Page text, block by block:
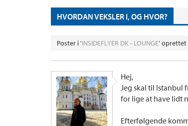
HVORDAN VEKSLER I, OG HVOR?
Poster i 'INSIDEFLYER DK - LOUNGE' oprettet
Hej,
Jeg skal til Istanbul
for lige at have lidt
Efterfølgende